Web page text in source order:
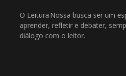
O Leitura Nossa busca ser um
aprender, refletir e debater,
diálogo com o leitor.